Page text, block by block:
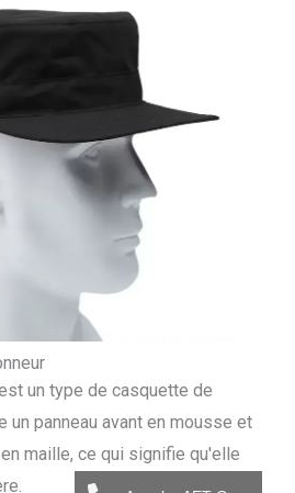
un type de casquette de
un panneau avant en mousse et
maille, ce qui signifie qu'elle